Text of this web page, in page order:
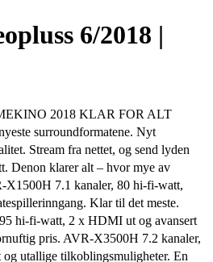
6/2018 |
2018 KLAR FOR ALT
surroundformatene. Nyt
Stream fra nettet, og send lyden
Denon klarer alt – hvor mye av
X1500H 7.1 kanaler, 80 hi-fi-watt,
Klar til det meste.
hi-fi-watt, 2 x HDMI ut og avansert
pris. AVR-X3500H 7.2 kanaler,
utallige tilkoblingsmuligheter. En